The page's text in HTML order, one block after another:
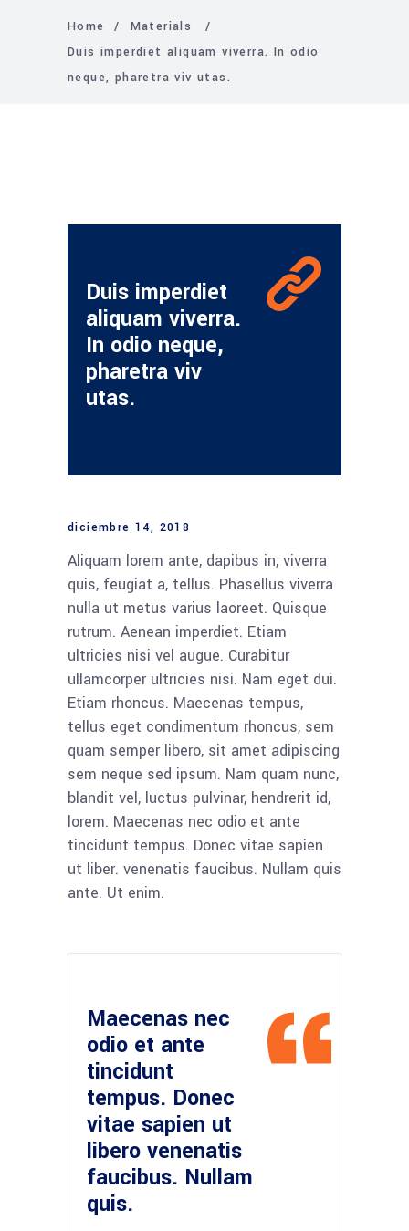
Home / Materials
/
Duis imperdiet aliquam viverra. In odio
neque, pharetra viv utas.
Duis imperdiet
aliquam viverra.
In odio neque,
pharetra viv
utas.
diciembre 14, 2018
Aliquam lorem ante, dapibus in, viverra
quis, feugiat a, tellus. Phasellus viverra
nulla ut metus varius laoreet. Quisque
rutrum. Aenean imperdiet. Etiam
ultricies nisi vel augue. Curabitur
ullamcorper ultricies nisi. Nam eget dui.
Etiam rhoncus. Maecenas tempus,
tellus eget condimentum rhoncus, sem
quam semper libero, sit amet adipiscing
sem neque sed ipsum. Nam quam nunc,
blandit vel, luctus pulvinar, hendrerit id,
lorem. Maecenas nec odio et ante
tincidunt tempus. Donec vitae sapien
ut liber. venenatis faucibus. Nullam quis
ante. Ut enim.
Maecenas nec
odio et ante
tincidunt
tempus. Donec
vitae sapien ut
libero venenatis
faucibus. Nullam
quis.